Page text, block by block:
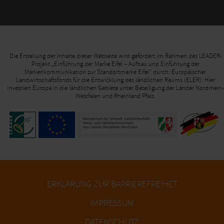
Die Erstellung der Inhalte dieser Webseite wird gefördert im Rahmen des LEADER-
Projekt „Einführung der Marke Eifel – Aufbau und Einführung der
Markenkommunikation zur Standortmarke Eifel“ durch: Europäischer
Landwirtschaftsfonds für die Entwicklung des ländlichen Raums (ELER): Hier
investiert Europa in die ländlichen Gebiete unter Beteiligung der Länder Nordrhein-
Westfalen und Rheinland Pfalz.
ERKLÄRUNG ZUR BARRIEREFREIHET
IMPRESSUM